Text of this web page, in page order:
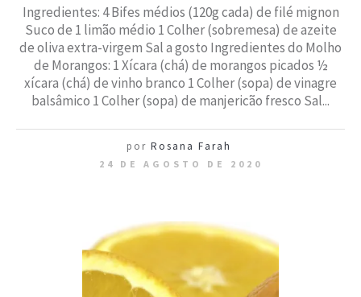
Ingredientes: 4 Bifes médios (120g cada) de filé mignon
Suco de 1 limão médio 1 Colher (sobremesa) de azeite
de oliva extra-virgem Sal a gosto Ingredientes do Molho
de Morangos: 1 Xícara (chá) de morangos picados ½
xícara (chá) de vinho branco 1 Colher (sopa) de vinagre
balsâmico 1 Colher (sopa) de manjericão fresco Sal...
por Rosana Farah
24 DE AGOSTO DE 2020